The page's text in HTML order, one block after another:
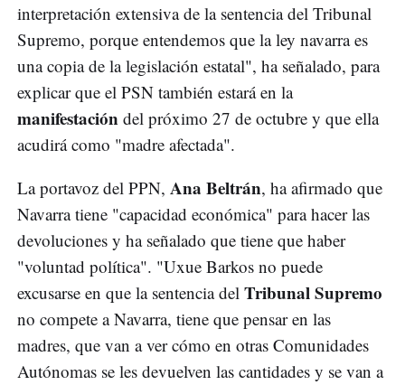
interpretación extensiva de la sentencia del Tribunal
Supremo, porque entendemos que la ley navarra es
una copia de la legislación estatal", ha señalado, para
explicar que el PSN también estará en la
manifestación del próximo 27 de octubre y que ella
acudirá como "madre afectada".
La portavoz del PPN, Ana Beltrán, ha afirmado que
Navarra tiene "capacidad económica" para hacer las
devoluciones y ha señalado que tiene que haber
"voluntad política". "Uxue Barkos no puede
excusarse en que la sentencia del Tribunal Supremo
no compete a Navarra, tiene que pensar en las
madres, que van a ver cómo en otras Comunidades
Autónomas se les devuelven las cantidades y se van a